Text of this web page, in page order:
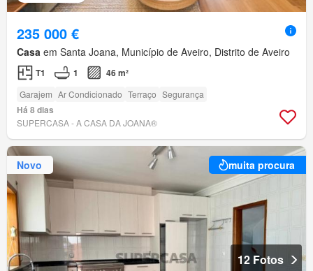
235 000 €
Casa em Santa Joana, Município de Aveiro, Distrito de Aveiro
T1 1 46 m²
Garajem Ar Condicionado Terraço Segurança
Há 8 dias
SUPERCASA - A CASA DA JOANA®
Novo muita procura
12 Fotos